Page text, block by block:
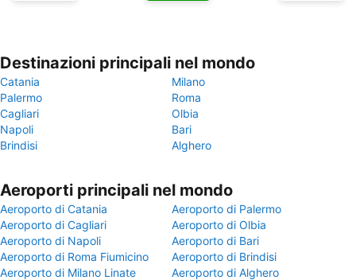
Destinazioni principali nel mondo
Catania
Milano
Palermo
Roma
Cagliari
Olbia
Napoli
Bari
Brindisi
Alghero
Aeroporti principali nel mondo
Aeroporto di Catania
Aeroporto di Palermo
Aeroporto di Cagliari
Aeroporto di Olbia
Aeroporto di Napoli
Aeroporto di Bari
Aeroporto di Roma Fiumicino
Aeroporto di Brindisi
Aeroporto di Milano Linate
Aeroporto di Alghero